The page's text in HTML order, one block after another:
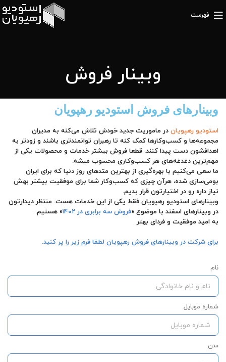
فهرست
وبینار فروش
وبینارهای فروش استودیو رهپویان
استودیو رهپویان در ماموریت جدید خودش تلاش می‌کنه به مدیران
مجموعه‌ها و کسب‌وکارها کمک کنه تا رهبران توانمندتری باشند و زودتر به
اهدافشون دست پیدا کنند. قطعا فروش بیشتر خدمات و محصولات یکی از
مهم‌ترین دغدغه‌های هر کسب‌وکاری محسوب میشه.
ما سعی می‌کنیم با بهره‌گیری از بهترین متدهای روز دنیا که برای ایران
بومی‌سازی شده، هرآن چیزی که کسب‌وکار شما برای موفقیت بیشتر بهش
نیاز داره رو در اختیارتون قرار بدیم.
وبینارهای استودیو رهپویان فقط یکی از این خدمات هست. منتظر دیدارتون
در وبینارهای اسفند با موضوع «فروش سه برابری در ۱۴۰۲
» هستیم.
به امید موفقیت و فردای بهتر
برای شرکت در وبینارهای فروش رهپویان لطفا فرم زیر را پر کنید.
نام
شماره موبایل
سن